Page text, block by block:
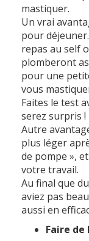
mastiquer.
Un vrai
pour
repas au self
plomberont
pour une
vous
Faites le test
serez surpris !
Autre
plus léger
de pompe »,
votre travail.
Au final que
aviez pas
aussi en
Faire de